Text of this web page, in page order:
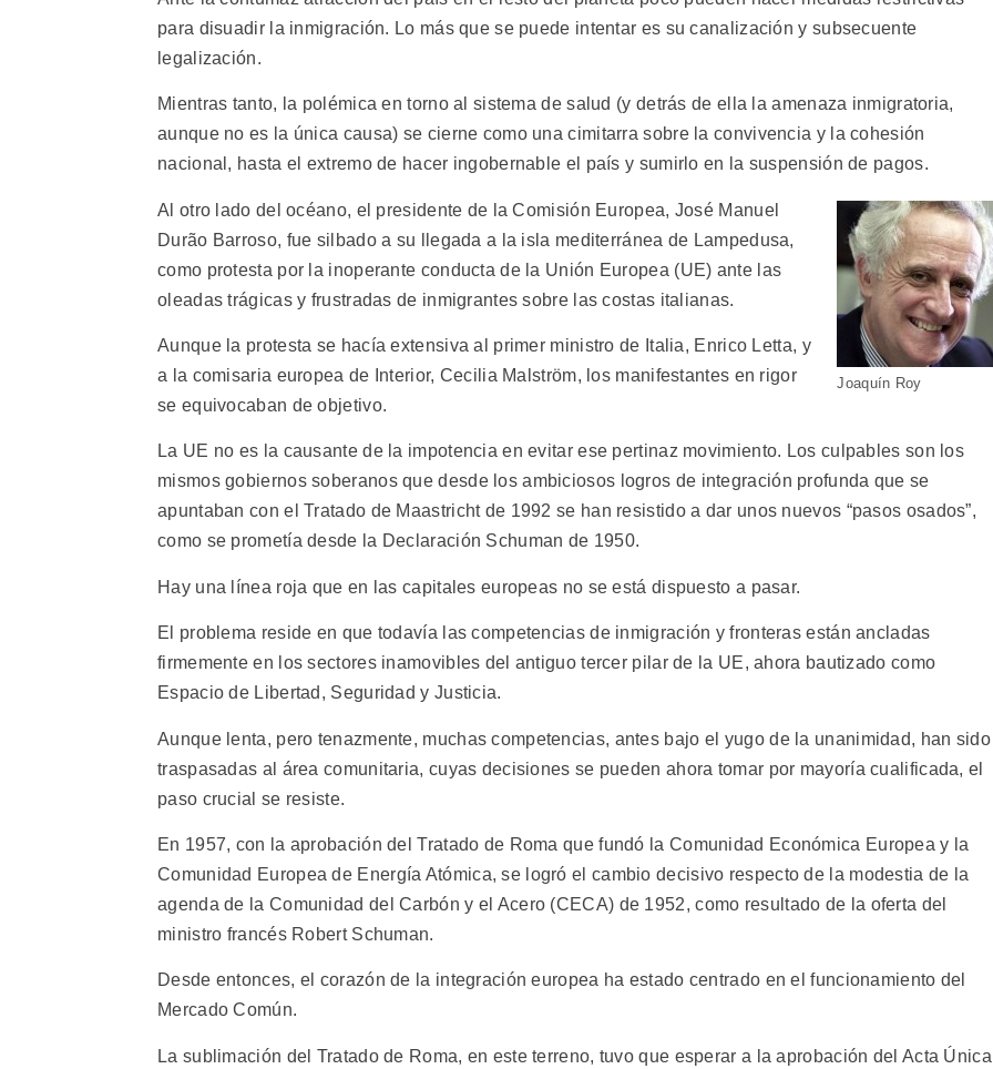
para disuadir la inmigración. Lo más que se puede intentar es su canalización y subsecuente
legalización.
Mientras tanto, la polémica en torno al sistema de salud (y detrás de ella la amenaza inmigratoria,
aunque no es la única causa) se cierne como una cimitarra sobre la convivencia y la cohesión
nacional, hasta el extremo de hacer ingobernable el país y sumirlo en la suspensión de pagos.
Joaquín Roy
Al otro lado del océano, el presidente de la Comisión Europea, José Manuel
Durão Barroso, fue silbado a su llegada a la isla mediterránea de Lampedusa,
como protesta por la inoperante conducta de la Unión Europea (UE) ante las
oleadas trágicas y frustradas de inmigrantes sobre las costas italianas.
Aunque la protesta se hacía extensiva al primer ministro de Italia, Enrico Letta, y
a la comisaria europea de Interior, Cecilia Malström, los manifestantes en rigor
se equivocaban de objetivo.
La UE no es la causante de la impotencia en evitar ese pertinaz movimiento. Los culpables son los
mismos gobiernos soberanos que desde los ambiciosos logros de integración profunda que se
apuntaban con el Tratado de Maastricht de 1992 se han resistido a dar unos nuevos “pasos osados”,
como se prometía desde la Declaración Schuman de 1950.
Hay una línea roja que en las capitales europeas no se está dispuesto a pasar.
El problema reside en que todavía las competencias de inmigración y fronteras están ancladas
firmemente en los sectores inamovibles del antiguo tercer pilar de la UE, ahora bautizado como
Espacio de Libertad, Seguridad y Justicia.
Aunque lenta, pero tenazmente, muchas competencias, antes bajo el yugo de la unanimidad, han sido
traspasadas al área comunitaria, cuyas decisiones se pueden ahora tomar por mayoría cualificada, el
paso crucial se resiste.
En 1957, con la aprobación del Tratado de Roma que fundó la Comunidad Económica Europea y la
Comunidad Europea de Energía Atómica, se logró el cambio decisivo respecto de la modestia de la
agenda de la Comunidad del Carbón y el Acero (CECA) de 1952, como resultado de la oferta del
ministro francés Robert Schuman.
Desde entonces, el corazón de la integración europea ha estado centrado en el funcionamiento del
Mercado Común.
La sublimación del Tratado de Roma, en este terreno, tuvo que esperar a la aprobación del Acta Única